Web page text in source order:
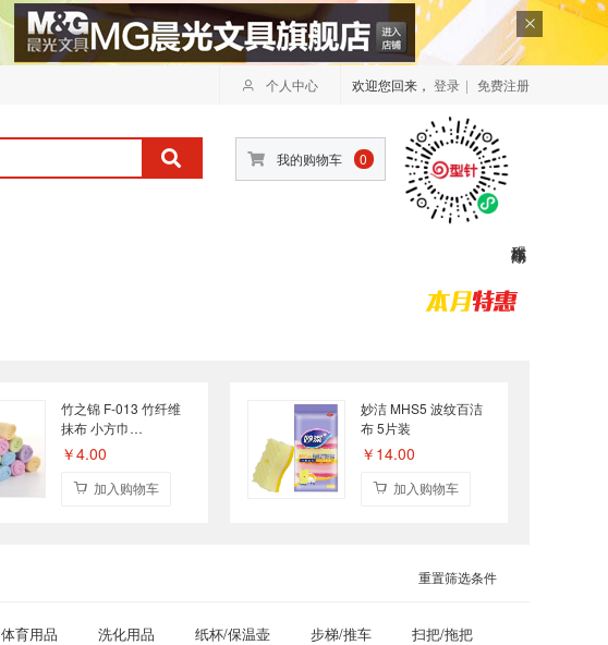
欢迎您回来， 登录 | 免费注册
个人中心
我的购物车 0
竹之锦 F-013 竹纤维
抹布 小方巾
26cm×28cm 混色 单
￥4.00
加入购物车
妙洁 MHS5 波纹百洁
布 5片装
￥14.00
加入购物车
重置筛选条件
体育用品 洗化用品 纸杯/保温壶 步梯/推车
扫把/拖把